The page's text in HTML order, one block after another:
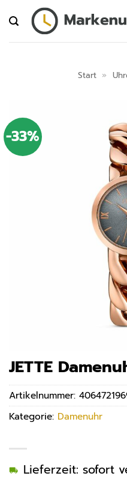
Inhalt
springen
Start »
-33%
JETTE
Lieferzeit: sofort
Artikelnummer:
Kategorie: Damenuhr